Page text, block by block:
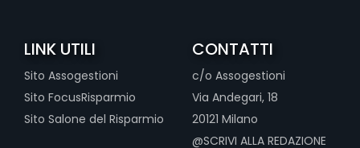
LINK UTILI
Sito Assogestioni
Sito FocusRisparmio
Sito Salone del Risparmio
CONTATTI
c/o Assogestioni
Via Andegari, 18
20121 Milano
@SCRIVI ALLA REDAZIONE